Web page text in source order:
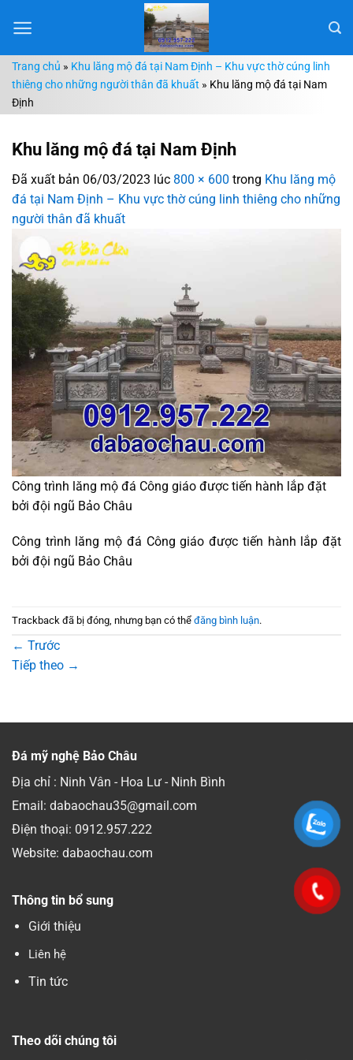
đến
dungTrang chủ » Khu lăng mộ đá tại Nam Định – Khu vực thờ cúng linh
thiêng cho những người thân đã khuất » Khu lăng mộ đá tại Nam
Định
Khu lăng mộ đá tại Nam Định
Đã xuất bản 06/03/2023 lúc 800 × 600 trong Khu lăng mộ
đá tại Nam Định – Khu vực thờ cúng linh thiêng cho những
người thân đã khuất
Công trình lăng mộ đá Công giáo được tiến hành lắp đặt
bởi đội ngũ Bảo Châu
Công trình lăng mộ đá Công giáo được tiến hành lắp đặt
bởi đội ngũ Bảo Châu
Trackback đã bị đóng, nhưng bạn có thể đăng bình luận.
← Trước
Tiếp theo →
Đá mỹ nghệ Bảo Châu
Địa chỉ : Ninh Vân - Hoa Lư - Ninh Bình
Email: dabaochau35@gmail.com
Điện thoại: 0912.957.222
Website: dabaochau.com
Thông tin bổ sung
Giới thiệu
Liên hệ
Tin tức
Theo dõi chúng tôi